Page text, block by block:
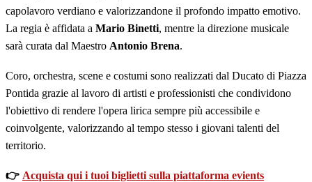
capolavoro verdiano e valorizzandone il profondo impatto emotivo.
La regia è affidata a Mario Binetti, mentre la direzione musicale
sarà curata dal Maestro Antonio Brena.
Coro, orchestra, scene e costumi sono realizzati dal Ducato di Piazza
Pontida grazie al lavoro di artisti e professionisti che condividono
l'obiettivo di rendere l'opera lirica sempre più accessibile e
coinvolgente, valorizzando al tempo stesso i giovani talenti del
territorio.
👉 Acquista qui i tuoi biglietti sulla piattaforma evients